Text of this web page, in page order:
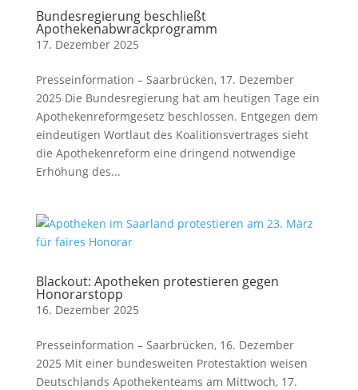
Bundesregierung beschließt
Apothekenabwrackprogramm
17. Dezember 2025
Presseinformation – Saarbrücken, 17. Dezember
2025 Die Bundesregierung hat am heutigen Tage ein
Apothekenreformgesetz beschlossen. Entgegen dem
eindeutigen Wortlaut des Koalitionsvertrages sieht
die Apothekenreform eine dringend notwendige
Erhöhung des...
Blackout: Apotheken protestieren gegen
Honorarstopp
16. Dezember 2025
Presseinformation – Saarbrücken, 16. Dezember
2025 Mit einer bundesweiten Protestaktion weisen
Deutschlands Apothekenteams am Mittwoch, 17.